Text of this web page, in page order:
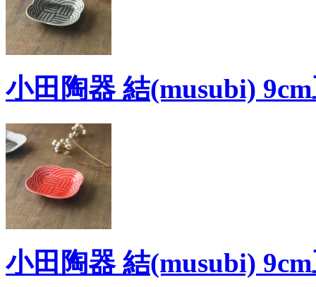
小田陶器 結(musubi)
小田陶器 結(musubi)